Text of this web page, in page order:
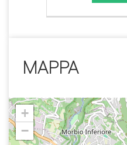
MAPPA
+
−